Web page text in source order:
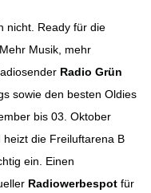
nicht. Ready für die
Musik, mehr
Radio Grün
sowie den besten Oldies
bis 03. Oktober
die Freiluftarena B
ein. Einen
Radiowerbespot für